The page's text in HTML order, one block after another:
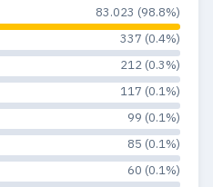
83.023 (98.8%)
337 (0.4%)
212 (0.3%)
117 (0.1%)
99 (0.1%)
85 (0.1%)
60 (0.1%)